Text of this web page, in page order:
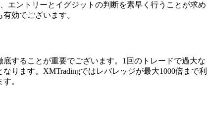
エントリーとイグジットの判断を素早く行うことが求
効でございます。
することが重要でございます。1回のトレードで過大
ります。XMTradingではレバレッジが最大1000倍ま
。